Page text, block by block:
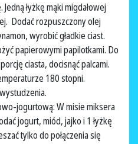
łyżkę mąki migdałowej
Dodać rozpuszczony olej
wyrobić gładkie ciast.
papierowymi papilotkami. Do
ciasta, docisnąć palcami.
180 stopni.
jogurtową: W misie miksera
jogurt, miód, jajko i 1 łyżkę
tylko do połączenia się